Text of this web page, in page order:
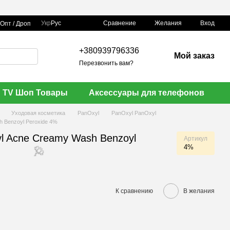
Опт / Дроп Укр Рус Сравнение Желания Вход
+380939796336
Перезвонить вам?
Мой заказ
TV Шоп Товары Аксессуары для телефонов
Уходовая косметика PanOxyl
PanOxyl PanOxyl
Benzoyl Peroxide 4%
Creamy Wash Benzoyl
Артикул
4%
К сравнению В желания
🌹